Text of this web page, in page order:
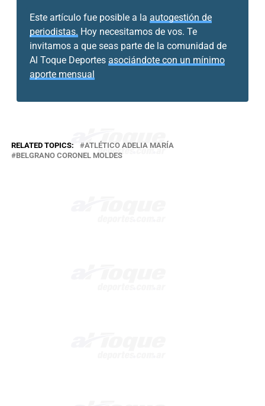
Este artículo fue posible a la autogestión de
periodistas. Hoy necesitamos de vos. Te
invitamos a que seas parte de la comunidad de
Al Toque Deportes asociándote con un mínimo
aporte mensual
RELATED TOPICS:
ATLÉTICO ADELIA MARÍA
BELGRANO CORONEL MOLDES